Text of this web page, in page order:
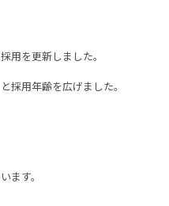
用を更新しました。
採用年齢を広げました。
ます。